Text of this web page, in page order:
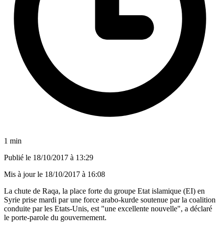
1 min
Publié le 18/10/2017 à 13:29
Mis à jour le 18/10/2017 à 16:08
La chute de Raqa, la place forte du groupe Etat islamique (EI) en
Syrie prise mardi par une force arabo-kurde soutenue par la coalition
conduite par les Etats-Unis, est "une excellente nouvelle", a déclaré
le porte-parole du gouvernement.